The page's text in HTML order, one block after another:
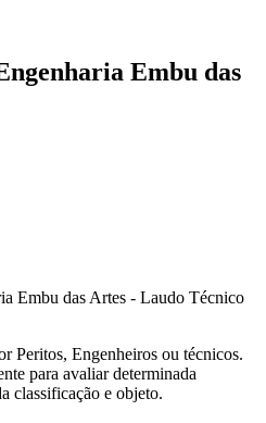
Embu das
Peritos, Engenheiros ou técnicos.
para avaliar determinada
classificação e objeto.